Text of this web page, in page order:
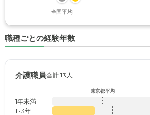
全国平均
職種ごとの経験年数
介護職員合計 13人
東京都平均
1年未満
1~3年